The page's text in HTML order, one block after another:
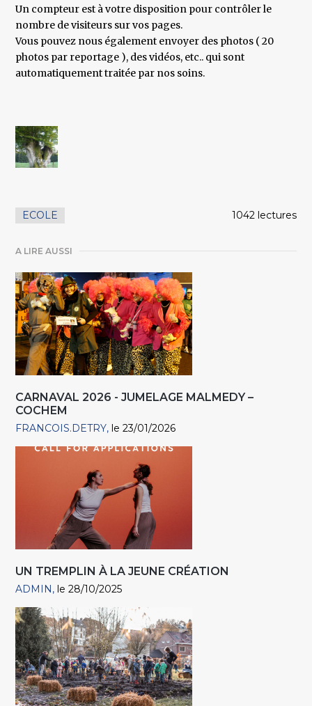
Un compteur est à votre disposition pour contrôler le
nombre de visiteurs sur vos pages.
Vous pouvez nous également envoyer des photos ( 20
photos par reportage ), des vidéos, etc.. qui sont
automatiquement traitée par nos soins.
ECOLE 1042 lectures
A LIRE AUSSI
CARNAVAL 2026 - JUMELAGE MALMEDY –
COCHEM
FRANCOIS.DETRY le 23/01/2026
UN TREMPLIN À LA JEUNE CRÉATION
ADMIN le 28/10/2025